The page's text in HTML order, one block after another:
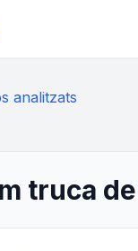
analitzats
truca